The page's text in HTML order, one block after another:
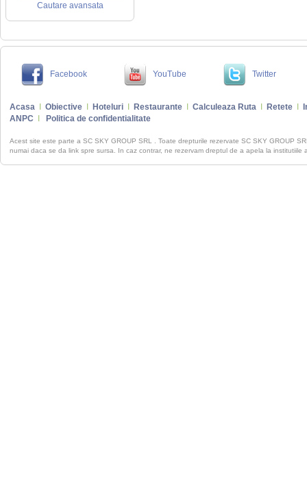
Cautare avansata
Facebook YouTube Twitter
Acasa Obiective Hoteluri Restaurante Calculeaza Ruta Retete
ANPC
Politica de confidentialitate
Acest site este parte a SC SKY GROUP SRL . Toate drepturile rezervate SC SKY GROUP
numai daca se da link spre sursa. In caz contrar, ne rezervam dreptul de a apela la institutiile